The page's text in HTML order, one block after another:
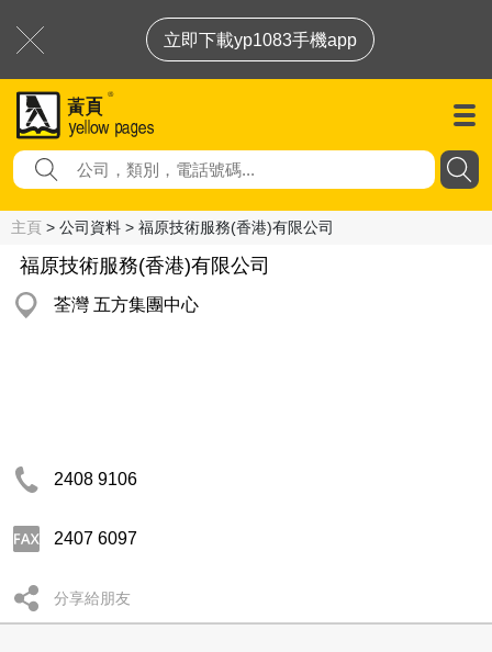
立即下載yp1083手機app
主頁 > 公司資料 > 福原技術服務(香港)有限公司
福原技術服務(香港)有限公司
荃灣 五方集團中心
2408 9106
2407 6097
分享給朋友